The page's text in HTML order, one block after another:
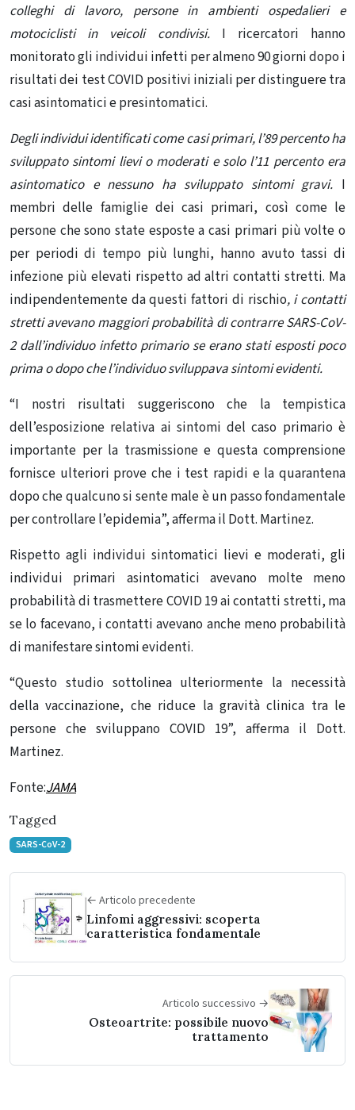
colleghi di lavoro, persone in ambienti ospedalieri e
motociclisti in veicoli condivisi.I ricercatori hanno
monitorato gli individui infetti per almeno 90 giorni dopo i
risultati dei test COVID positivi iniziali per distinguere tra
casi asintomatici e presintomatici.
Degli individui identificati come casi primari, l’89 percento ha
sviluppato sintomi lievi o moderati e solo l’11 percento era
asintomatico e nessuno ha sviluppato sintomi gravi. I
membri delle famiglie dei casi primari, così come le
persone che sono state esposte a casi primari più volte o
per periodi di tempo più lunghi, hanno avuto tassi di
infezione più elevati rispetto ad altri contatti stretti. Ma
indipendentemente da questifattori di rischio, i contatti
stretti avevano maggiori probabilità di contrarre SARS-CoV-
2 dall’individuo infetto primario se erano stati esposti poco
prima o dopo che l’individuo sviluppava sintomi evidenti.
“I nostri risultati suggeriscono che la tempistica
dell’esposizione relativa ai sintomi del caso primario è
importante per la trasmissione e questa comprensione
fornisce ulteriori prove che i test rapidi e la quarantena
dopo che qualcuno si sente male è un passo fondamentale
per controllare l’epidemia”, afferma il Dott. Martinez.
Rispetto agli individui sintomatici lievi e moderati, gli
individui primari asintomatici avevano molte meno
probabilità di trasmettere COVID 19 ai contatti stretti, ma
se lo facevano, i contatti avevano anche meno probabilità
di manifestare sintomi evidenti.
“Questo studio sottolinea ulteriormente la necessità
della vaccinazione, che riduce la gravità clinica tra le
persone che sviluppano COVID 19”, afferma il Dott.
Martinez.
Fonte:JAMA
Tagged
SARS-CoV-2
← Articolo precedente
Linfomi aggressivi: scoperta
caratteristica fondamentale
Articolo successivo →
Osteoartrite: possibile nuovo
trattamento